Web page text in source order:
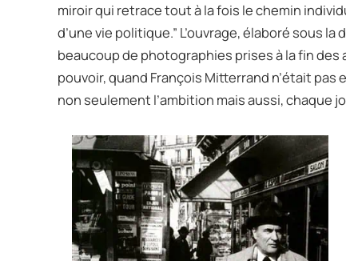
miroir qui retrace tout à la fois le chemin
d’une vie politique.” L’ouvrage, élaboré sous
beaucoup de photographies prises à la fin des
pouvoir, quand François Mitterrand n’était
non seulement l’ambition mais aussi, chaque